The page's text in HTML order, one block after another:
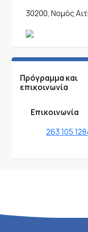
30200, Νομός
Πρόγραμμα και
επικοινωνία
Επικοινωνία
263 105